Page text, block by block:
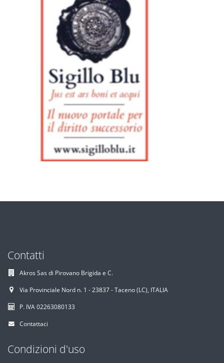
Contatti
Akros Sas di Pirovano Brigida e C.
Via Provinciale Nord n. 1 - 23837 - Taceno (LC), ITALIA
P. IVA 02263080133
Contattaci
Condizioni d'uso